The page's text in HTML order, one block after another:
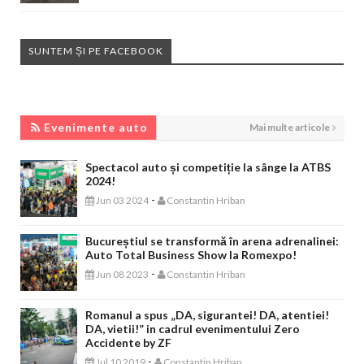
SUNTEM ȘI PE FACEBOOK
Evenimente auto Mai multe articole
Spectacol auto și competiție la sânge la ATBS
2024!
Jun 03 2024 - Constantin Hriban
Bucureștiul se transformă în arena adrenalinei:
Auto Total Business Show la Romexpo!
Jun 08 2023 - Constantin Hriban
Romanul a spus „DA, sigurantei! DA, atentiei!
DA, vietii!” in cadrul evenimentului Zero
Accidente by ZF
-